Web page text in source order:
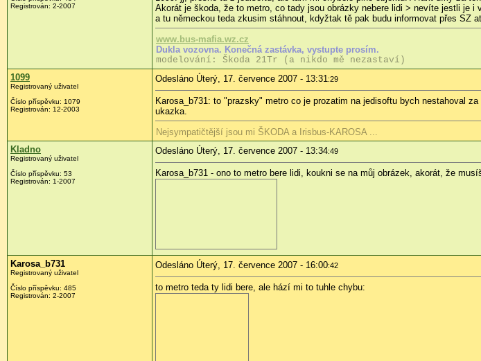
Registrován: 2-2007
Akorát je škoda, že to metro, co tady jsou obrázky nebere lidi > nevíte jestli je i
a tu německou teda zkusim stáhnout, kdyžtak tě pak budu informovat přes SZ
www.bus-mafia.wz.cz
Dukla vozovna. Konečná zastávka, vystupte prosím.
modelování: Škoda 21Tr (a nikdo mě nezastaví)
1099
Registrovaný uživatel
Číslo příspěvku: 1079
Registrován: 12-2003
Odesláno Úterý, 17. července 2007 - 13:31 :29
Karosa_b731: to "prazsky" metro co je prozatim na jedisoftu bych nestahoval
ukazka.
Nejsympatičtější jsou mi ŠKODA a Irisbus-KAROSA ...
Kladno
Registrovaný uživatel
Číslo příspěvku: 53
Registrován: 1-2007
Odesláno Úterý, 17. července 2007 - 13:34:49
Karosa_b731 - ono to metro bere lidi, koukni se na můj obrázek, akorát, že
Karosa_b731
Registrovaný uživatel
Číslo příspěvku: 485
Registrován: 2-2007
Odesláno Úterý, 17. července 2007 - 16:00:42
to metro teda ty lidi bere, ale hází mi to tuhle chybu: